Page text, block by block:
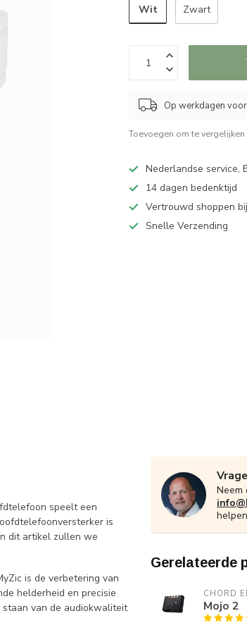
Wit Zwart
Op werkdagen
Toevoegen om te vergelijken
Nederlandse service,
14 dagen bedenktijd
Vertrouwd shoppen
Snelle Verzending
speelt een
is
dit artikel zullen we
is de verbetering van
helderheid en precisie
van de audiokwaliteit
Neem
Gerelateerde
CHORD
Mojo 2